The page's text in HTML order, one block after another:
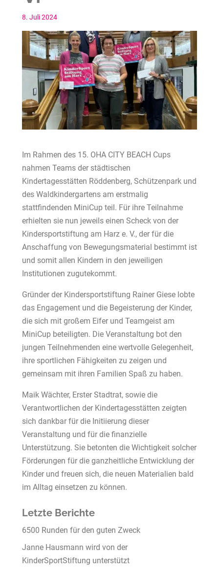
8. Juli 2024
Im Rahmen des 15. OHA CITY BEACH Cups
nahmen Teams der städtischen
Kindertagesstätten Röddenberg, Schützenpark und
des Waldkindergartens am erstmalig
stattfindenden MiniCup teil. Für ihre Teilnahme
erhielten sie nun jeweils einen Scheck von der
Kindersportstiftung am Harz e. V., der für die
Anschaffung von Bewegungsmaterial bestimmt ist
und somit allen Kindern in den jeweiligen
Institutionen zugutekommt.
Gründer der Kindersportstiftung Rainer Giese lobte
das Engagement und die Begeisterung der Kinder,
die sich mit großem Eifer und Teamgeist am
MiniCup beteiligten. Die Veranstaltung bot den
jungen Teilnehmenden eine wertvolle Gelegenheit,
ihre sportlichen Fähigkeiten zu zeigen und
gemeinsam mit ihren Familien Spaß zu haben.
Maik Wächter, Erster Stadtrat, sowie die
Verantwortlichen der Kindertagesstätten zeigten
sich dankbar für die Initiierung dieser
Veranstaltung und für die finanzielle
Unterstützung. Sie betonten die Wichtigkeit solcher
Förderungen für die ganzheitliche Entwicklung der
Kinder und freuen sich, die neuen Materialien bald
im Alltag einsetzen zu können.
Letzte Berichte
6500 Runden für den guten Zweck
Janne Hausmann wird von der
KinderSportStiftung unterstützt